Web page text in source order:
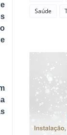
Saúde